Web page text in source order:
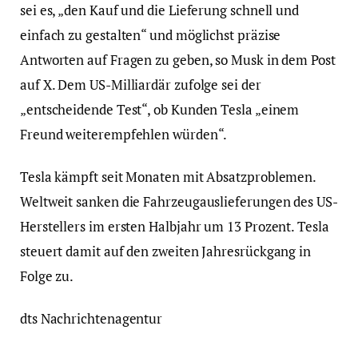
sei es, „den Kauf und die Lieferung schnell und
einfach zu gestalten“ und möglichst präzise
Antworten auf Fragen zu geben, so Musk in dem Post
auf X. Dem US-Milliardär zufolge sei der
„entscheidende Test“, ob Kunden Tesla „einem
Freund weiterempfehlen würden“.
Tesla kämpft seit Monaten mit Absatzproblemen.
Weltweit sanken die Fahrzeugauslieferungen des US-
Herstellers im ersten Halbjahr um 13 Prozent. Tesla
steuert damit auf den zweiten Jahresrückgang in
Folge zu.
dts Nachrichtenagentur